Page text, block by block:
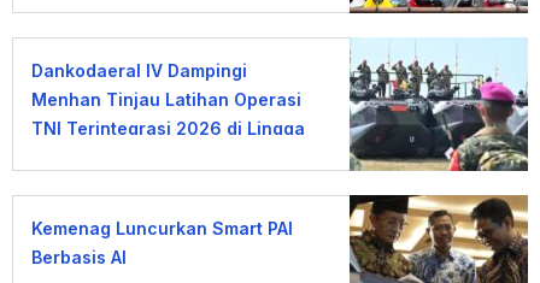
Dankodaeral IV Dampingi
Menhan Tinjau Latihan Operasi
TNI Terintegrasi 2026 di Lingga
Kemenag Luncurkan Smart PAI
Berbasis AI